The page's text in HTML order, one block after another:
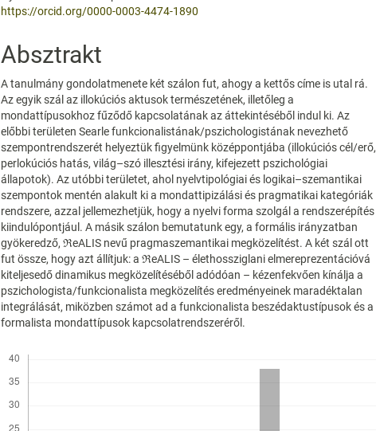
https://orcid.org/0000-0003-4474-1890
Absztrakt
A tanulmány gondolatmenete két szálon fut, ahogy a kettős címe is utal rá.
Az egyik szál az illokúciós aktusok természetének, illetőleg a
mondattípusokhoz fűződő kapcsolatának az áttekintéséből indul ki. Az
előbbi területen Searle funkcionalistának/pszichologistának nevezhető
szempontrendszerét helyeztük figyelmünk középpontjába (illokúciós cél/erő,
perlokúciós hatás, világ–szó illesztési irány, kifejezett pszichológiai
állapotok). Az utóbbi területet, ahol nyelvtipológiai és logikai–szemantikai
szempontok mentén alakult ki a mondattipizálási és pragmatikai kategóriák
rendszere, azzal jellemezhetjük, hogy a nyelvi forma szolgál a rendszerépítés
kiindulópontjául. A másik szálon bemutatunk egy, a formális irányzatban
gyökeredző, ℜeALIS nevű pragmaszemantikai megközelítést. A két szál ott
fut össze, hogy azt állítjuk: a ℜeALIS – élethossziglani elmereprezentációvá
kiteljesedő dinamikus megközelítéséből adódóan – kézenfekvően kínálja a
pszichologista/funkcionalista megközelítés eredményeinek maradéktalan
integrálását, miközben számot ad a funkcionalista beszédaktustípusok és a
formalista mondattípusok kapcsolatrendszeréről.